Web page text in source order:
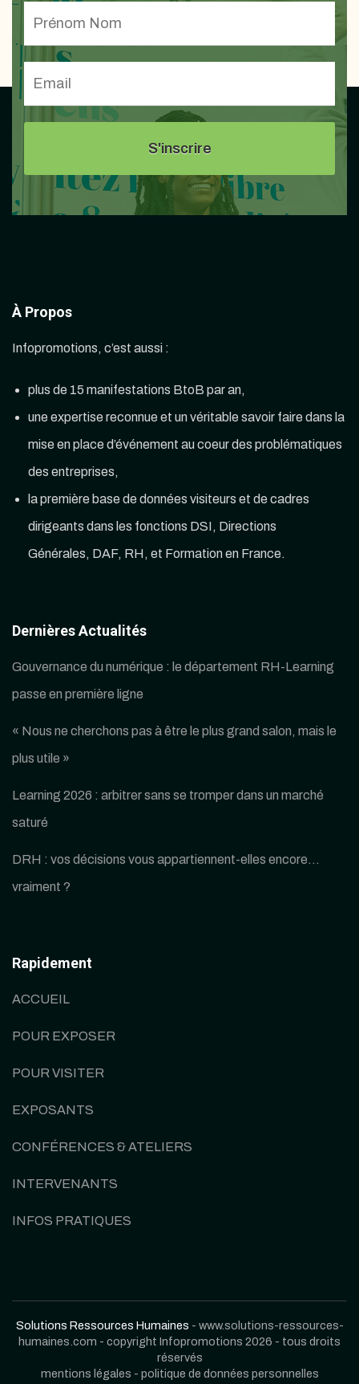
À Propos
Infopromotions, c’est aussi :
plus de 15 manifestations BtoB par an,
une expertise reconnue et un véritable savoir faire dans la
mise en place d’événement au coeur des problématiques
des entreprises,
la première base de données visiteurs et de cadres
dirigeants dans les fonctions DSI, Directions
Générales, DAF, RH, et Formation en France.
Dernières Actualités
Gouvernance du numérique : le département RH-Learning
passe en première ligne
« Nous ne cherchons pas à être le plus grand salon, mais le
plus utile »
Learning 2026 : arbitrer sans se tromper dans un marché
saturé
DRH : vos décisions vous appartiennent-elles encore…
vraiment ?
Rapidement
ACCUEIL
POUR EXPOSER
POUR VISITER
EXPOSANTS
CONFÉRENCES & ATELIERS
INTERVENANTS
INFOS PRATIQUES
Solutions Ressources Humaines - www.solutions-ressources-
humaines.com - copyright Infopromotions 2026 - tous droits
réservés
mentions légales - politique de données personnelles